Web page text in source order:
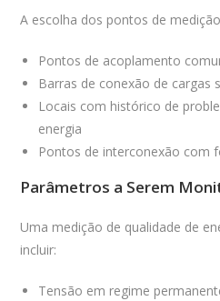
A escolha dos pontos de
Pontos de acoplamento
Barras de conexão de cargas
Locais com histórico de
energia
Pontos de interconexão com
Parâmetros a Serem
Uma medição de qualidade de
incluir:
Tensão em regime